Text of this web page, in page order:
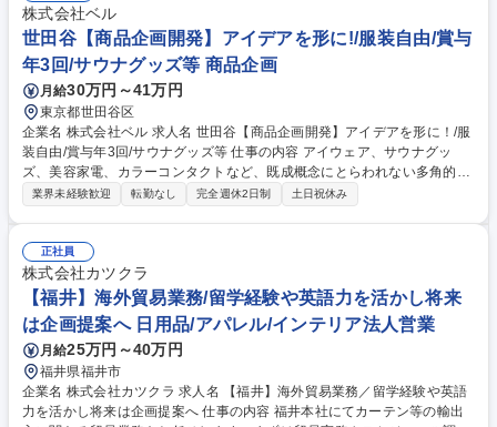
株式会社ベル
世田谷【商品企画開発】アイデアを形に!/服装自由/賞与
年3回/サウナグッズ等 商品企画
月給30万円～41万円
東京都世田谷区
企業名 株式会社ベル 求人名 世田谷【商品企画開発】アイデアを形に！/服
装自由/賞与年3回/サウナグッズ等 仕事の内容 アイウェア、サウナグッ
ズ、美容家電、カラーコンタクトなど、既成概念にとらわれない多角的な
商品展開を行う当社にて、商品の企画から発売後のフォローまで一気通貫
援、およびODM/OEM先との企画・進行管理を行います■店舗ディスプレ
イの企画・販促提案■発売後の市場反応分析とリニューアル検討等。店舗
に足を運びユーザーの声を拾い、次なるヒット作を企画していただきます
【業務内容の変更範囲】当社の指定する業務 募集職種 世田谷【商品企画
開発】アイデアを形に！/服装自由/賞与年3回/サウナグッズ等
業界未経験歓迎 転勤なし 完全週休2日制 土日祝休み
正社員
株式会社カツクラ
【福井】海外貿易業務/留学経験や英語力を活かし将来
は企画提案へ 日用品/アパレル/インテリア法人営業
月給25万円～40万円
福井県福井市
企業名 株式会社カツクラ 求人名 【福井】海外貿易業務／留学経験や英語
力を活かし将来は企画提案へ 仕事の内容 福井本社にてカーテン等の輸出